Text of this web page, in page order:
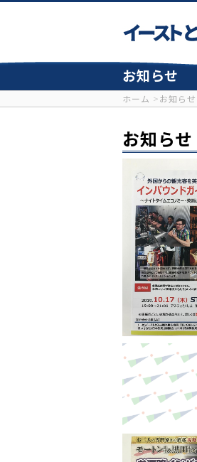
お知らせ
ホーム お知らせ
お知らせ